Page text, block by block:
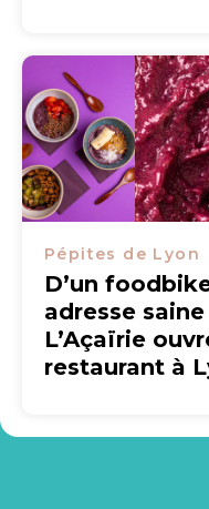
Pépites de Lyon
D’un
adresse
L’Açaïrie
restaurant à